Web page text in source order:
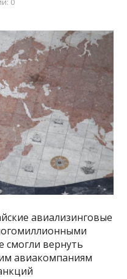
0
авиализинговые
смогли вернуть
авиакомпаниям